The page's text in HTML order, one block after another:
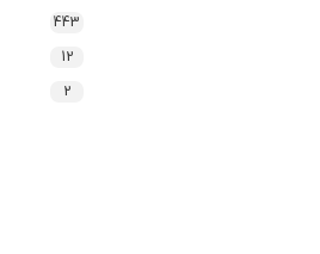
443
12
2